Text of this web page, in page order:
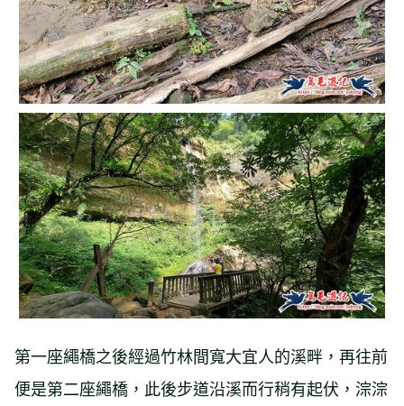
第一座繩橋之後經過竹林間寬大宜人的溪畔，再往前
便是第二座繩橋，此後步道沿溪而行稍有起伏，淙淙